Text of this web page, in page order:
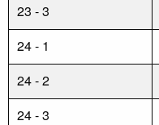
23 - 3
24 - 1
24 - 2
24 - 3